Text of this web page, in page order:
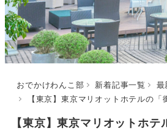
おでかけわんこ部 新着記事一覧
最
【東京】東京マリオットホテルの「御殿山テラス」はドッグフレンドリー！無添加・無着色・グルテ
【東京】東京マリオットホテ